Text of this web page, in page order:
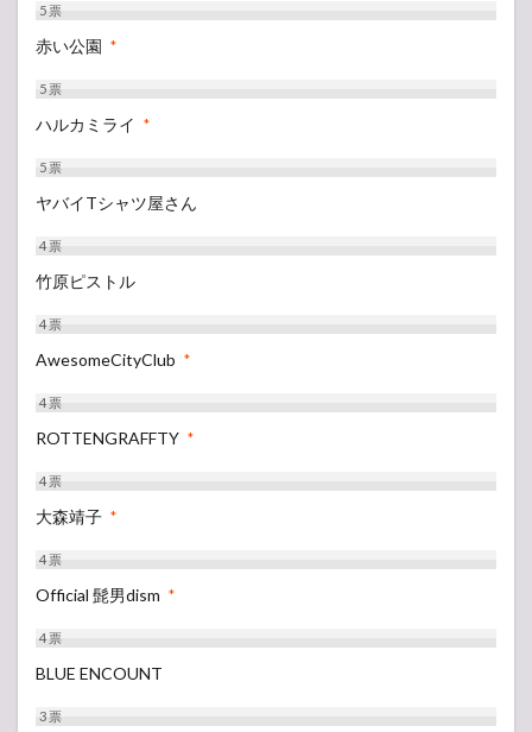
5票
赤い公園 *
5票
ハルカミライ *
5票
ヤバイTシャツ屋さん
4票
竹原ピストル
4票
AwesomeCityClub *
4票
ROTTENGRAFFTY *
4票
大森靖子 *
4票
Official 髭男dism *
4票
BLUE ENCOUNT
3票